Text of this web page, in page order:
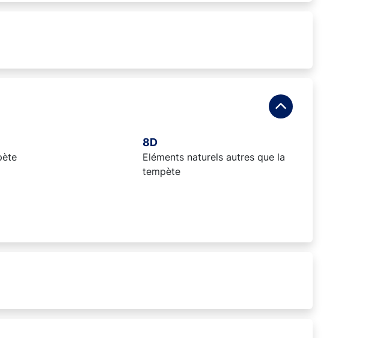
8D
Eléments naturels autres que la
tempète